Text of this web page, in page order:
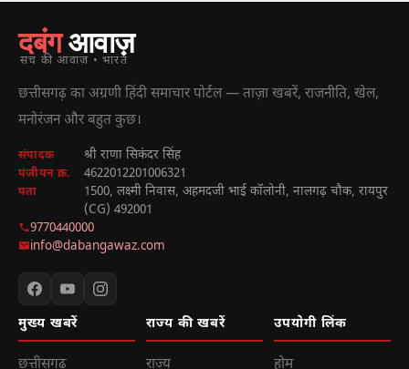
दबंगआवाज़
सच की आवाज़ • भारत
छत्तीसगढ़ का अग्रणी हिंदी समाचार पोर्टल — ताज़ा खबरें, राजनीति, खेल,
मनोरंजन और बहुत कुछ।
संपादक श्री राणा सिकंदर सिंह
पंजीयन क्र. 4622012201006321
पता
1500, लक्ष्मी निवास, अहमदजी भाई कॉलोनी, नालगढ़ चौक, रायपुर
(CG) 492001
9770440000
info@dabangawaz.com
मुख्य खबरें
छत्तीसगढ़
राज्य की खबरें
राज्य
उपयोगी लिंक
होम